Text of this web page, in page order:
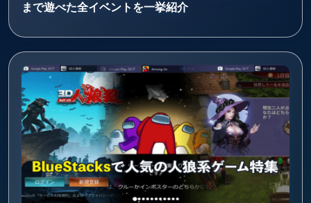
まで遊べた全イベントを一挙紹介